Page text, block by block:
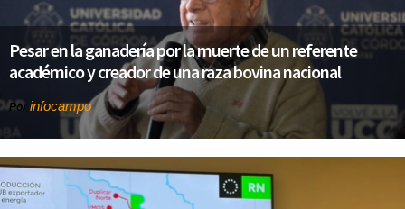
Pesar en la ganadería por la muerte de un referente
académico y creador de una raza bovina nacional
Por infocampo